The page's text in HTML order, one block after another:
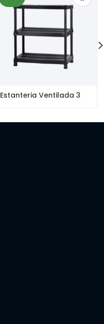
Estanteria Ventilada 3